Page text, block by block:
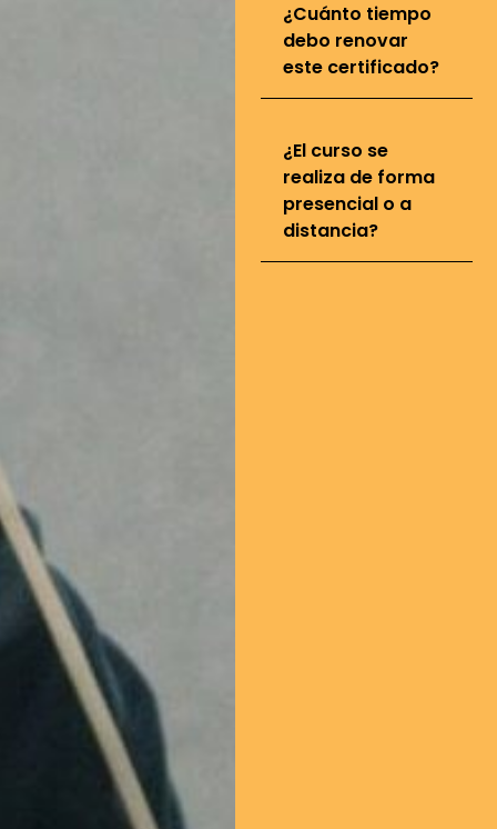
¿Cuánto tiempo
debo renovar
este certificado?
¿El curso se
realiza de forma
presencial o a
distancia?